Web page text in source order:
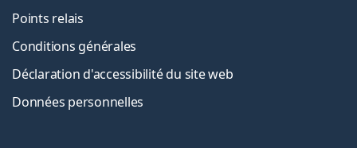
Points relais
Conditions générales
Déclaration d'accessibilité du site web
Données personnelles